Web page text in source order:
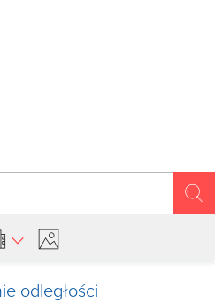
odległości